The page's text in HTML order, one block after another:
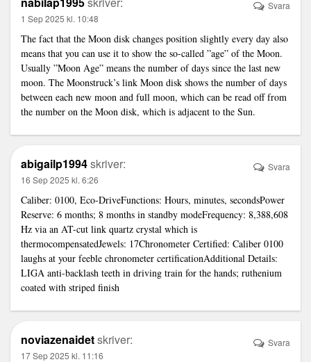
1 Sep 2025 kl. 10:48
The fact that the Moon disk changes position slightly every day also
means that you can use it to show the so-called ”age” of the Moon.
Usually ”Moon Age” means the number of days since the last new
moon. The Moonstruck’s link Moon disk shows the number of days
between each new moon and full moon, which can be read off from
the number on the Moon disk, which is adjacent to the Sun.
Svara
abigailp1994skriver:
16 Sep 2025 kl. 6:26
Caliber: 0100, Eco-DriveFunctions: Hours, minutes, secondsPower
Reserve: 6 months; 8 months in standby modeFrequency: 8,388,608
Hz via an AT-cut link quartz crystal which is
thermocompensatedJewels: 17Chronometer Certified: Caliber 0100
laughs at your feeble chronometer certificationAdditional Details:
LIGA anti-backlash teeth in driving train for the hands; ruthenium
coated with striped finish
Svara
noviazenaidetskriver:
17 Sep 2025 kl. 11:16
Svara